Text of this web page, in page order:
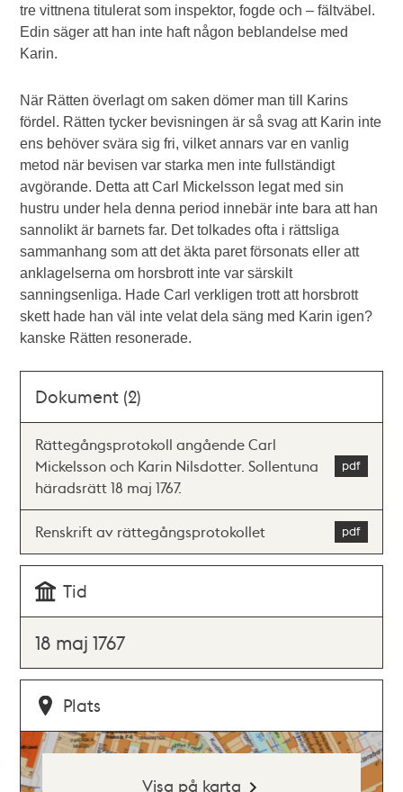
tre vittnena titulerat som inspektor, fogde och – fältväbel.
Edin säger att han inte haft någon beblandelse med
Karin.
När Rätten överlagt om saken dömer man till Karins
fördel. Rätten tycker bevisningen är så svag att Karin inte
ens behöver svära sig fri, vilket annars var en vanlig
metod när bevisen var starka men inte fullständigt
avgörande. Detta att Carl Mickelsson legat med sin
hustru under hela denna period innebär inte bara att han
sannolikt är barnets far. Det tolkades ofta i rättsliga
sammanhang som att det äkta paret försonats eller att
anklagelserna om horsbrott inte var särskilt
sanningsenliga. Hade Carl verkligen trott att horsbrott
skett hade han väl inte velat dela säng med Karin igen?
kanske Rätten resonerade.
Dokument (2)
Rättegångsprotokoll angående Carl
Mickelsson och Karin Nilsdotter. Sollentuna
häradsrätt 18 maj 1767.
Renskrift av rättegångsprotokollet
Tid
18 maj 1767
Plats
Visa på karta